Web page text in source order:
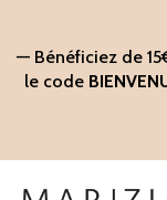
contenu
— Bénéficiez de
le code